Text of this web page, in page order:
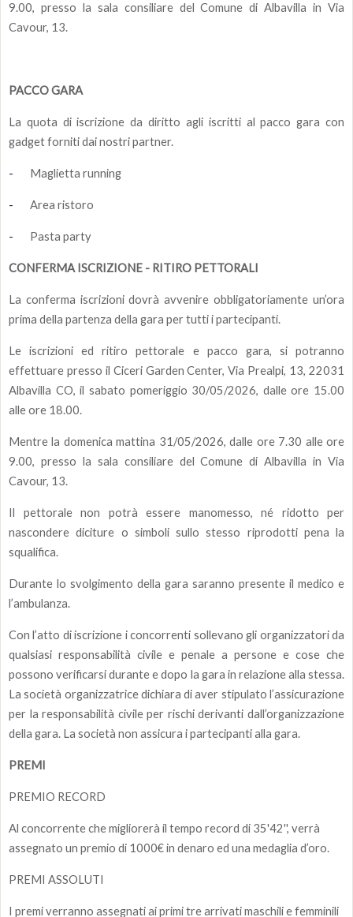
9.00, presso la sala consiliare del Comune di Albavilla in Via
Cavour, 13.
PACCO GARA
La quota di iscrizione da diritto agli iscritti al pacco gara con
gadget forniti dai nostri partner.
- Maglietta running
- Area ristoro
- Pasta party
CONFERMA ISCRIZIONE - RITIRO PETTORALI
La conferma iscrizioni dovrà avvenire obbligatoriamente un’ora
prima della partenza della gara per tutti i partecipanti.
Le iscrizioni ed ritiro pettorale e pacco gara, si potranno
effettuare presso il Ciceri Garden Center, Via Prealpi, 13, 22031
Albavilla CO, il sabato pomeriggio 30/05/2026, dalle ore 15.00
alle ore 18.00.
Mentre la domenica mattina 31/05/2026, dalle ore 7.30 alle ore
9.00, presso la sala consiliare del Comune di Albavilla in Via
Cavour, 13.
Il pettorale non potrà essere manomesso, né ridotto per
nascondere diciture o simboli sullo stesso riprodotti pena la
squalifica.
Durante lo svolgimento della gara saranno presente il medico e
l’ambulanza.
Con l’atto di iscrizione i concorrenti sollevano gli organizzatori da
qualsiasi responsabilità civile e penale a persone e cose che
possono verificarsi durante e dopo la gara in relazione alla stessa.
La società organizzatrice dichiara di aver stipulato l’assicurazione
per la responsabilità civile per rischi derivanti dall’organizzazione
della gara. La società non assicura i partecipanti alla gara.
PREMI
PREMIO RECORD
Al concorrente che migliorerà il tempo record di 35'42'', verrà
assegnato un premio di 1000€ in denaro ed una medaglia d’oro.
PREMI ASSOLUTI
I premi verranno assegnati ai primi tre arrivati maschili e femminili